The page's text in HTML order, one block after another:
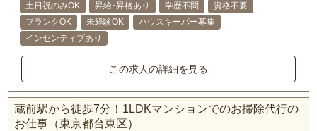
土日祝のみOK 昇給･昇格あり 学歴不問
資格不要
ブランクOK
未経験OK
ハウスキーパー募集
インセンティブあり
この求人の詳細を見る
蔵前駅から徒歩7分！1LDKマンションでのお掃除代行の
お仕事（東京都台東区）